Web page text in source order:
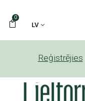
0
LV
Reģistrējies